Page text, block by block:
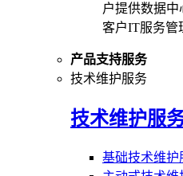
户提供数据
客户IT服务管
产品支持服务
技术维护服务
技术维护服
基础技术维护